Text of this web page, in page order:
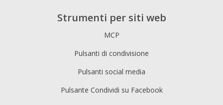
Strumenti per siti web
MCP
Pulsanti di condivisione
Pulsanti social media
Pulsante Condividi su Facebook